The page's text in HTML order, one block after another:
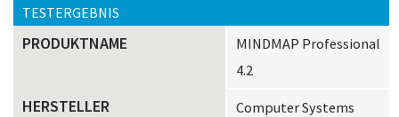
TESTERGEBNIS
PRODUKTNAME
MINDMAP Professional
4.2
HERSTELLER
Computer Systems